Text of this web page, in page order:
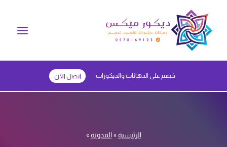
المحتوى
خصم على الدهانات والديكورات اتصل الأن
الرئيسية»المدونة»